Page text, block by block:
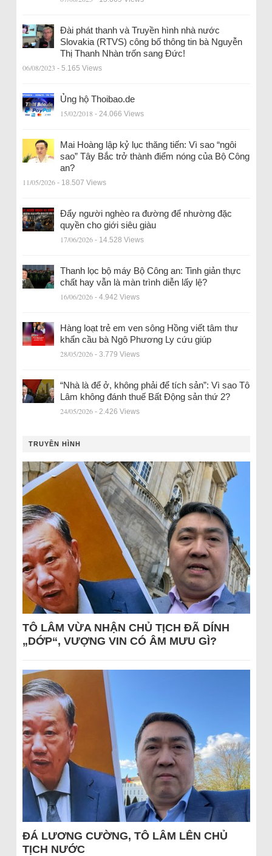
Đài phát thanh và Truyền hình nhà nước
Slovakia (RTVS) công bố thông tin bà Nguyễn
Thị Thanh Nhàn trốn sang Đức!
06/08/2023 - 5.165 Views
Ủng hộ Thoibao.de
15/02/2018 - 24.066 Views
Mai Hoàng lập kỷ lục thăng tiến: Vì sao “ngôi
sao” Tây Bắc trở thành điểm nóng của Bộ Công
an?
11/05/2026 - 18.507 Views
Đẩy người nghèo ra đường để nhường đặc
quyền cho giới siêu giàu
17/06/2026 - 14.528 Views
Thanh lọc bộ máy Bộ Công an: Tinh giản thực
chất hay vẫn là màn trình diễn lấy lệ?
16/06/2026 - 4.942 Views
Hàng loạt trẻ em ven sông Hồng viết tâm thư
khẩn cầu bà Ngô Phương Ly cứu giúp
28/05/2026 - 3.779 Views
“Nhà là để ở, không phải để tích sản”: Vì sao Tô
Lâm không đánh thuế Bất Động sản thứ 2?
24/05/2026 - 2.426 Views
TRUYỀN HÌNH
TÔ LÂM VỪA NHẬN CHỦ TỊCH ĐÃ DÍNH
„DỚP“, VƯỢNG VIN CÓ ÂM MƯU GÌ?
ĐÁ LƯƠNG CƯỜNG, TÔ LÂM LÊN CHỦ
TỊCH NƯỚC